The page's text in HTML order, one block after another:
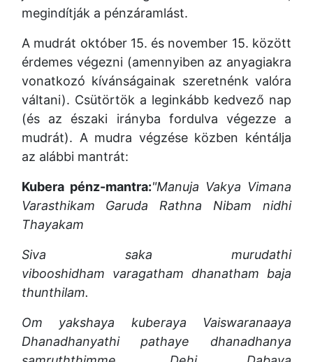
megindítják a pénzáramlást.
A mudrát október 15. és november 15. között
érdemes végezni (amennyiben az anyagiakra
vonatkozó kívánságainak szeretnénk valóra
váltani). Csütörtök a leginkább kedvező nap
(és az északi irányba fordulva végezze a
mudrát). A mudra végzése közben kéntálja
az alábbi mantrát:
Kubera pénz-mantra:"Manuja Vakya Vimana
Varasthikam
Garuda Rathna Nibam nidhi
Thayakam
Siva saka murudathi
vibooshidham
varagatham dhanatham
baja
thunthilam.
Om yakshaya kuberaya
Vaiswaranaaya
Dhanadhanyathi
pathaye dhanadhanya